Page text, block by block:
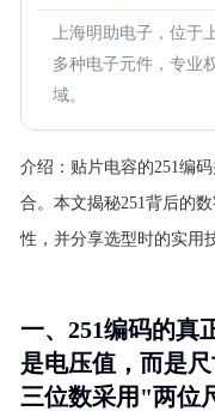
上海明助电子，位于
多种电子元件，专业
域。
介绍： 贴片电容的251编
合。本文揭秘251背后的
性，并分享选型时的实用
一、251编码的真
是电压值，而是
三位数采用"两位